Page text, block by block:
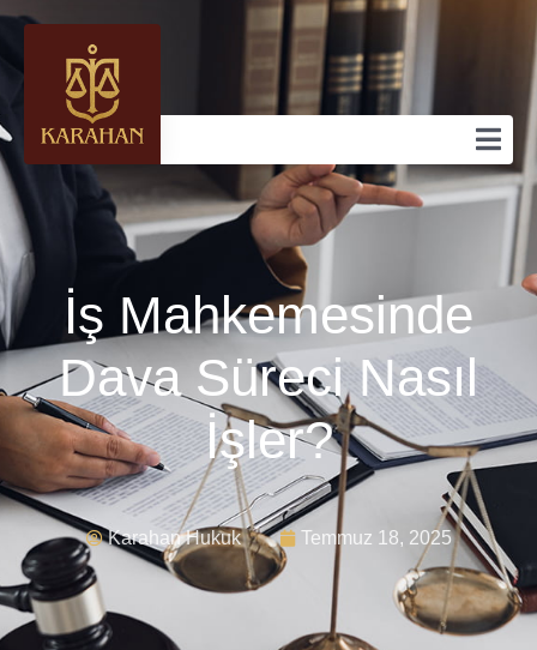
İş Mahkemesinde
Dava Süreci Nasıl
İşler?
Karahan Hukuk Temmuz 18, 2025